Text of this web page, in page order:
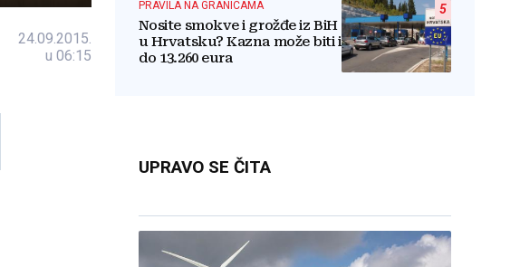
24.09.2015.
u 06:15
5
PRAVILA NA GRANICAMA
Nosite smokve i grožđe iz BiH
u Hrvatsku? Kazna može biti i
do 13.260 eura
UPRAVO SE ČITA